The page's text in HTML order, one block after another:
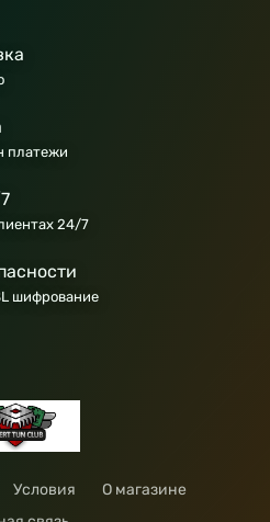
платежи
24/7
шифрование
Условия
О магазине